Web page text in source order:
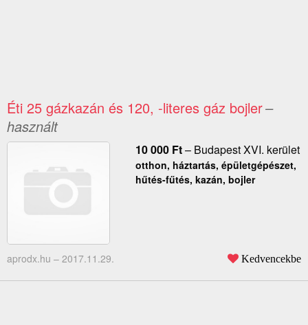
Éti 25 gázkazán és 120, -literes gáz bojler–
használt
10 000 Ft– Budapest XVI. kerület
otthon, háztartás, épületgépészet,
hűtés-fűtés, kazán, bojler
aprodx.hu – 2017.11.29. Kedvencekbe